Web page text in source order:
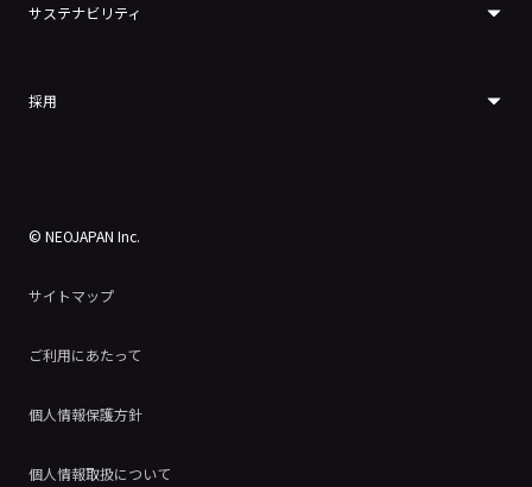
サステナビリティ
採用
© NEOJAPAN Inc.
サイトマップ
ご利用にあたって
個人情報保護方針
個人情報取扱について